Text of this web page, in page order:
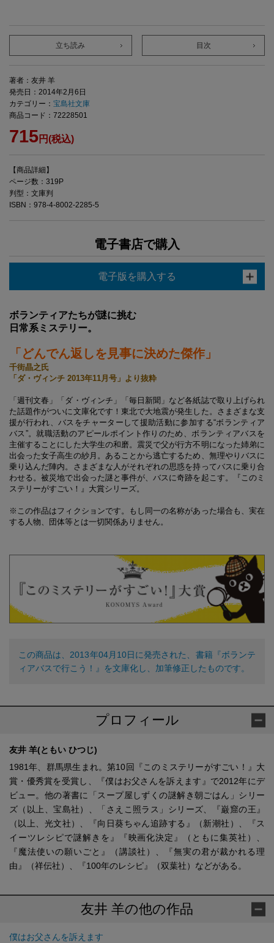
立ち読み 目次
著者：友井 羊
発売日：2014年2月6日
カテゴリー： 宝島社文庫
商品コード：72228501
715円(税込)
【商品詳細】
ページ数：319P
判型：文庫判
ISBN：978-4-8002-2285-5
電子書店で購入
電子版を購入する
ボランティアたちが謎に挑む
日常系ミステリー。
「どんでん返しを見事に決めた傑作」
千街晶之氏
「ダ・ヴィンチ 2013年11月号」より抜粋
「週刊文春」「ダ・ヴィンチ」「毎日新聞」など各紙誌で取り上げられ
た話題作がついに文庫化です！東北で大地震が発生した。さまざまな支
援が行われ、バスをチャーターして援助活動に参加する“ボランティア
バス”。就職活動のアピールポイント作りのため、ボランティアバスを
主催することにした大学生の和磨。震災で父が行方不明になった姉弟に
出会った女子高生の紗月。あることから逃亡するため、無理やりバスに
乗り込んだ陣内。さまざまな人がそれぞれの思惑を持ってバスに乗り合
わせる。被災地で出会った謎と事件が、バスに奇跡を起こす。『このミ
ステリーがすごい！』大賞シリーズ。
※この作品はフィクションです。もし同一の名称があった場合も、実在
する人物、団体等とは一切関係ありません。
この商品は、2013年04月10日に発売された、書籍『ボランテ
ィアバスで行こう！』を文庫化し、加筆修正したものです。
プロフィール
友井 羊(ともい ひつじ)
1981年、群馬県生まれ。第10回『このミステリーがすごい！』大
賞・優秀賞を受賞し、『僕はお父さんを訴えます』で2012年にデ
ビュー。他の著書に「スープ屋しずくの謎解き朝ごはん」シリー
ズ（以上、宝島社）、「さえこ照ラス」シリーズ、『巌窟の王』
（以上、光文社）、『向日葵ちゃん追跡する』（新潮社）、『ス
イーツレシピで謎解きを』『映画化決定』（ともに集英社）、
『魔法使いの願いごと』（講談社）、『無実の君が裁かれる理
由』（祥伝社）、『100年のレシピ』（双葉社）などがある。
友井 羊の他の作品
僕はお父さんを訴えます